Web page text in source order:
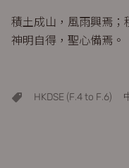
積土成山，風雨興焉
神明自得，聖心備焉。
HKDSE (F.4 to F.6)